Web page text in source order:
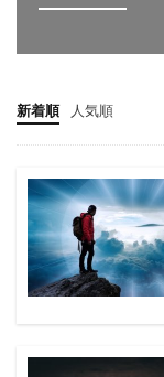
新着順 人気順